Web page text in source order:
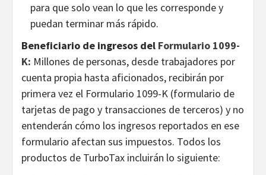
para que solo vean lo que les corresponde y
puedan terminar más rápido.
Beneficiario de ingresos del Formulario 1099-
K: Millones de personas, desde trabajadores por
cuenta propia hasta aficionados, recibirán por
primera vez el Formulario 1099-K (formulario de
tarjetas de pago y transacciones de terceros) y no
entenderán cómo los ingresos reportados en ese
formulario afectan sus impuestos. Todos los
productos de TurboTax incluirán lo siguiente: